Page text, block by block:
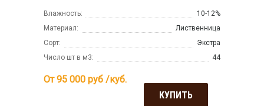
Влажность:
10-12%
Материал:
Лиственница
Сорт:
Экстра
Число шт в м3:
44
От 95 000 руб /куб.
КУПИТЬ